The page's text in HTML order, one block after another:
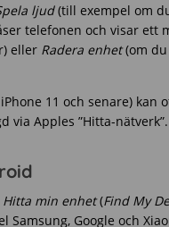
ljud(till exempel om
telefonen och visar ett
eller Radera enhet(om du
11 och senare)
via Apples ”Hitta-nätverk”.
Hitta min enhet(Find My
Samsung, Google och